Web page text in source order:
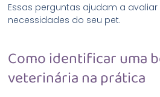
Essas perguntas ajudam a
necessidades do seu pet.
Como identificar uma
veterinária na prática